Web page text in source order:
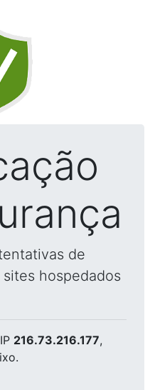
de
hospedados
216.73.216.177,